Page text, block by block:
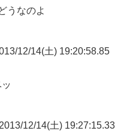
うなのよ
12/14(土) 19:20:58.85
2013/12/14(土) 19:27:15.33